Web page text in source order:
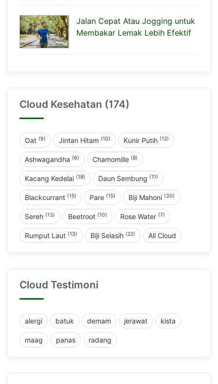
Jalan Cepat Atau Jogging untuk
Membakar Lemak Lebih Efektif
Cloud Kesehatan (174)
Oat (9) Jintan Hitam (10) Kunir Putih (12)
Ashwagandha (6) Chamomille (8)
Kacang Kedelai (18) Daun Sembung (11)
Blackcurrant (15) Pare (15) Biji Mahoni (30)
Sereh (13) Beetroot (10) Rose Water (7)
Rumput Laut (13) Biji Selasih (22) All Cloud
Cloud Testimoni
alergi batuk demam jerawat kista
maag panas radang